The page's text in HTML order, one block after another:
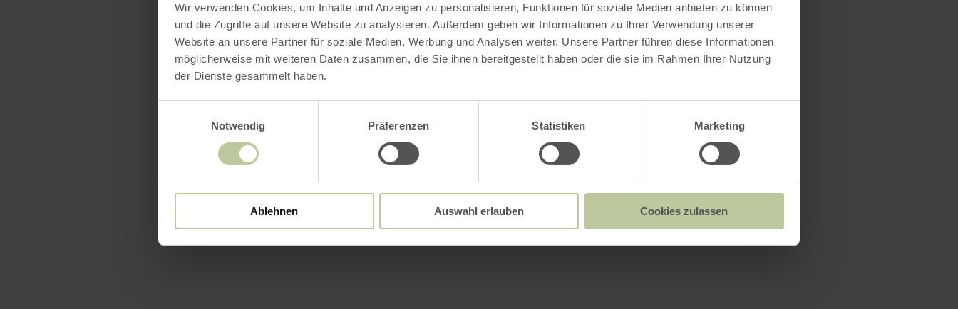
Wir verwenden Cookies, um Inhalte und Anzeigen zu personalisieren, Funktionen für soziale Medien anbieten zu können
und die Zugriffe auf unsere Website zu analysieren. Außerdem geben wir Informationen zu Ihrer Verwendung unserer
Website an unsere Partner für soziale Medien, Werbung und Analysen weiter. Unsere Partner führen diese Informationen
möglicherweise mit weiteren Daten zusammen, die Sie ihnen bereitgestellt haben oder die sie im Rahmen Ihrer Nutzung
der Dienste gesammelt haben.
Notwendig
Präferenzen Statistiken Marketing
Ablehnen Auswahl erlauben Cookies zulassen